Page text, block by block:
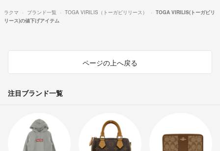
ラクマ ブランド一覧 TOGA VIRILIS（トーガビリリース）
TOGA VIRILIS(トーガビリ
リース)の値下げアイテム
ページの上へ戻る
注目ブランド一覧